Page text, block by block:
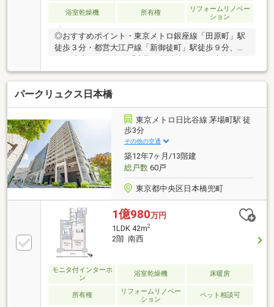
浴室乾燥機 所有権
リフォームリノベー
ション
◎おすすめポイント・東京メトロ銀座線「田原町」駅
徒歩３分・都営大江戸線「新御徒町」駅徒歩９分、
JR・東京メトロ各線「上野」駅徒歩１０分・新規フル
リノベーション実施（令和８年５月完成）・三方角部
屋につき陽当たり・通風良好♪・食洗機・浴室乾燥
機・追焚機能など充実の室内設備・オートロック・宅
配ボックス完備・蔵前小学校が徒歩圏内のファミリー
向け住環境■本日のご案内可能！資料請求・住宅ロー
ンのご相談・内覧希望等はお気軽にお問い合わせくだ
さい！■お問い合わせは【フリーダイヤル：０１２０
ー９９８ー１１８】までお気軽にどうぞ♪＊火曜・水
曜は定休日となります
パークリュクス日本橋
東京メトロ日比谷線 茅場町駅 徒
歩3分
その他の交通
築12年7ヶ月/13階建
総戸数60戸
東京都中央区日本橋兜町
1億980万円
1LDK 42m2
2階 南西
モニタ付インターホ
ン
浴室乾燥機 床暖房
所有権
リフォームリノベー
ション
ペット相談可